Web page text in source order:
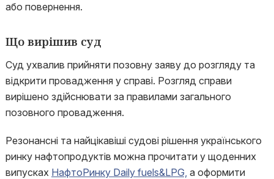
або повернення.
Що вирішив суд
Суд ухвалив прийняти позовну заяву до розгляду та
відкрити провадження у справі. Розгляд справи
вирішено здійснювати за правилами загального
позовного провадження.
Резонансні та найцікавіші судові рішення українського
ринку нафтопродуктів можна прочитати у щоденних
випусках НафтоРинку Daily fuels&LPG, а оформити